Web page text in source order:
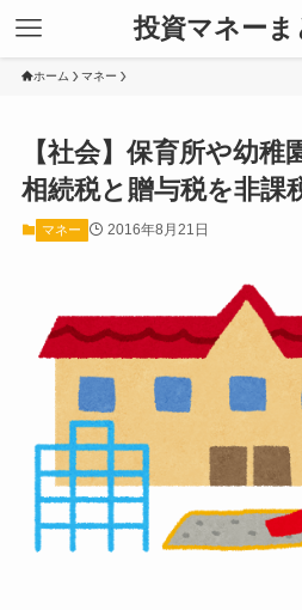
投資マネーま
ホーム マネー
【社会】保育所や幼
相続税と贈与税を非課
マネー 2016年8月21日